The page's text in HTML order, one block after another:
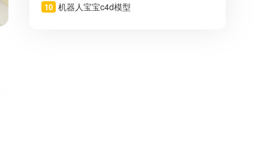
10 机器人宝宝c4d模型